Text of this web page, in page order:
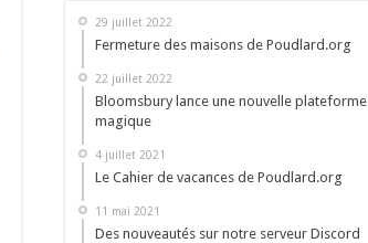
29 juillet 2022
Fermeture des maisons de Poudlard.org
22 juillet 2022
Bloomsbury lance une nouvelle plateforme
magique
4 juillet 2021
Le Cahier de vacances de Poudlard.org
11 mai 2021
Des nouveautés sur notre serveur Discord